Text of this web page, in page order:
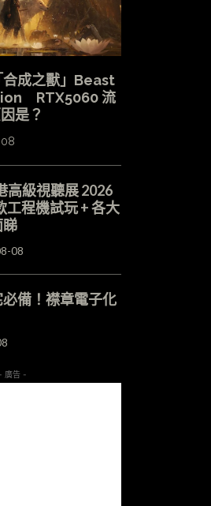
合成之獸」Beast
RTX5060 流
是？
高級視聽展 2026
工程機試玩 + 各大
08
必備！襟章電子化
- 廣告 -